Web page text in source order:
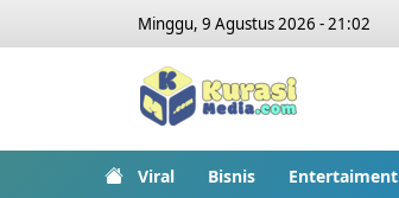
Minggu, 9 Agustus 2026 - 21:02
Viral Bisnis Entertaiment